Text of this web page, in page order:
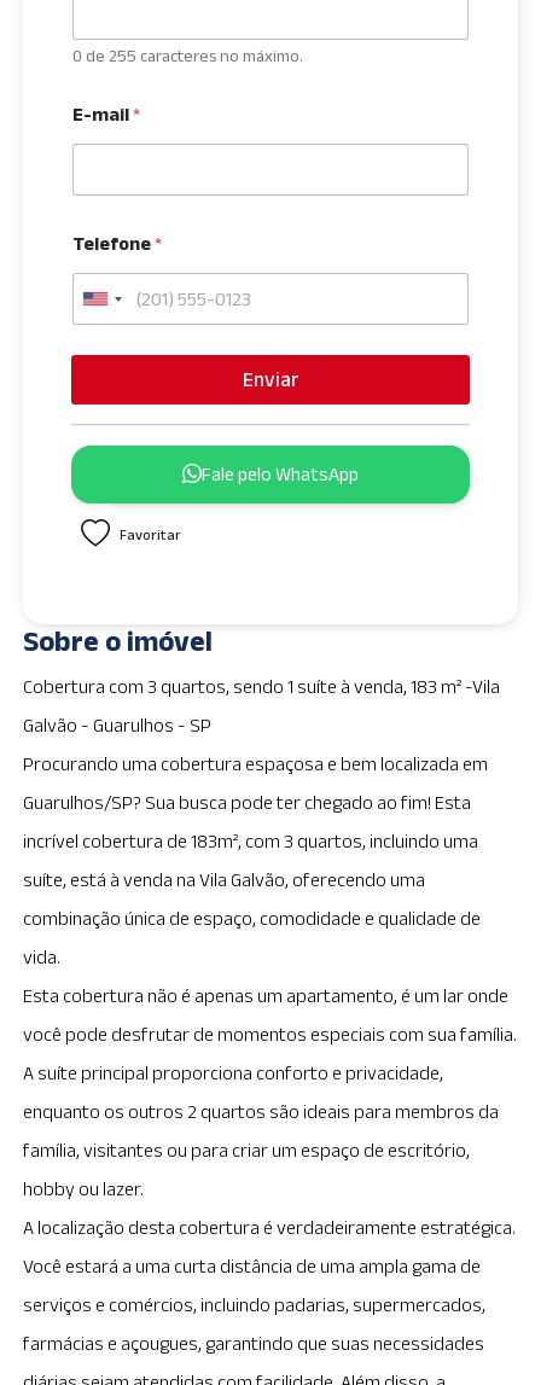
0 de 255 caracteres no máximo.
E-mail*
Telefone*
U
e
d
t
a
+
1
Enviar
Fale pelo WhatsApp
Favoritar
Sobre o imóvel
Cobertura com 3 quartos, sendo 1 suíte à venda, 183 m² -Vila
Galvão - Guarulhos - SP
Procurando uma cobertura espaçosa e bem localizada em
Guarulhos/SP? Sua busca pode ter chegado ao fim! Esta
incrível cobertura de 183m², com 3 quartos, incluindo uma
suíte, está à venda na Vila Galvão, oferecendo uma
combinação única de espaço, comodidade e qualidade de
vida.
Esta cobertura não é apenas um apartamento, é um lar onde
você pode desfrutar de momentos especiais com sua família.
A suíte principal proporciona conforto e privacidade,
enquanto os outros 2 quartos são ideais para membros da
família, visitantes ou para criar um espaço de escritório,
hobby ou lazer.
A localização desta cobertura é verdadeiramente estratégica.
Você estará a uma curta distância de uma ampla gama de
serviços e comércios, incluindo padarias, supermercados,
farmácias e açougues, garantindo que suas necessidades